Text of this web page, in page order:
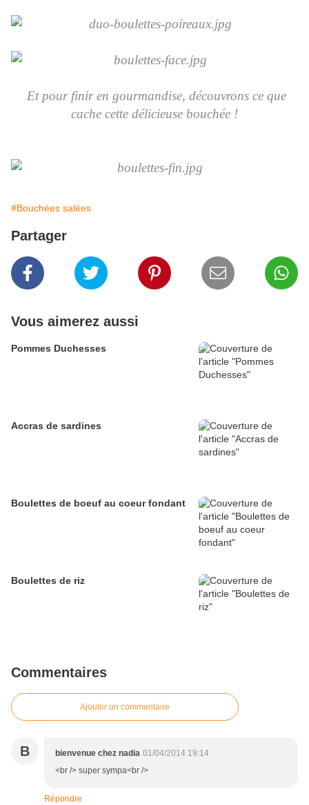
Et pour finir en gourmandise, découvrons ce que
cache cette délicieuse bouchée !
#Bouchées salées
Partager
Vous aimerez aussi
Pommes Duchesses
Accras de sardines
Boulettes de boeuf au coeur fondant
Boulettes de riz
Commentaires
Ajouter un commentaire
B bienvenue chez nadia 01/04/2014 19:14
<br /> super sympa<br />
Répondre